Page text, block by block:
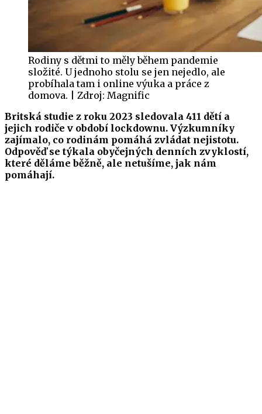
Rodiny s dětmi to měly během pandemie
složité. U jednoho stolu se jen nejedlo, ale
probíhala tam i online výuka a práce z
domova. | Zdroj: Magnific
Britská studie z roku 2023 sledovala 411 dětí a
jejich rodiče v období lockdownu. Výzkumníky
zajímalo, co rodinám pomáhá zvládat nejistotu.
Odpověď se týkala obyčejných denních zvyklostí,
které děláme běžně, ale netušíme, jak nám
pomáhají.